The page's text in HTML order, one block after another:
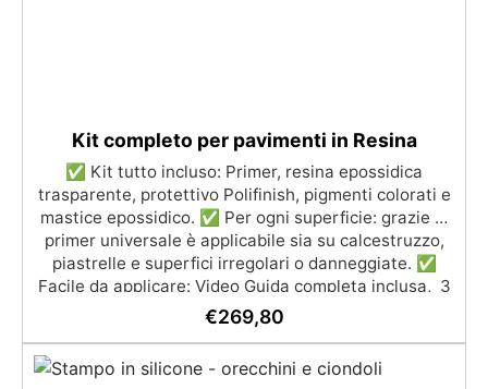
Kit completo per pavimenti in Resina
✅ Kit tutto incluso: Primer, resina epossidica
trasparente, protettivo Polifinish, pigmenti colorati e
mastice epossidico. ✅ Per ogni superficie: grazie al
primer universale è applicabile sia su calcestruzzo,
piastrelle e superfici irregolari o danneggiate. ✅
Facile da applicare: Video Guida completa inclusa, 3
semplici passaggi, dalla preparazione della superficie
alla finitura protettiva antigraffio. ✅ Risultati
professionali: Sistema autolivellante, resistente ai
raggi UV, duraturo e con finitura lucida o satinata. ✅
€269,80